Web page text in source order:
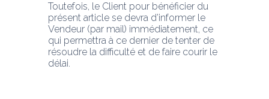
Toutefois, le Client pour bénéficier du
présent article se devra d’informer le
Vendeur (par mail) immédiatement, ce
qui permettra à ce dernier de tenter de
résoudre la difficulté et de faire courir le
délai.